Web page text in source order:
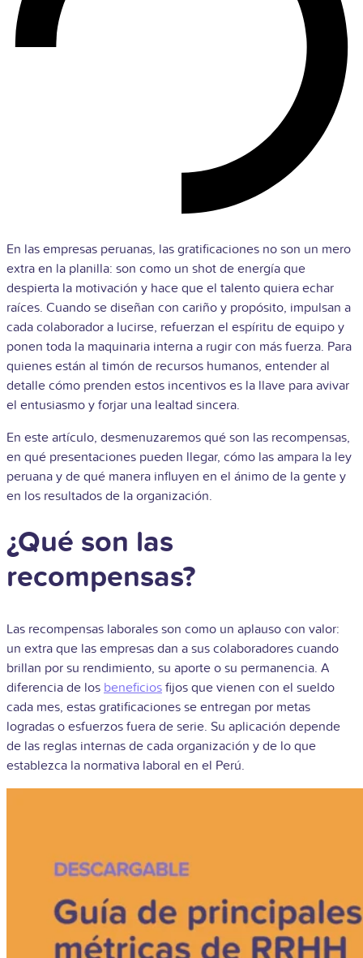
En las empresas peruanas, las gratificaciones no son un mero
extra en la planilla: son como un shot de energía que
despierta la motivación y hace que el talento quiera echar
raíces. Cuando se diseñan con cariño y propósito, impulsan a
cada colaborador a lucirse, refuerzan el espíritu de equipo y
ponen toda la maquinaria interna a rugir con más fuerza. Para
quienes están al timón de recursos humanos, entender al
detalle cómo prenden estos incentivos es la llave para avivar
el entusiasmo y forjar una lealtad sincera.
En este artículo, desmenuzaremos qué son las recompensas,
en qué presentaciones pueden llegar, cómo las ampara la ley
peruana y de qué manera influyen en el ánimo de la gente y
en los resultados de la organización.
¿Qué son las
recompensas?
Las recompensas laborales son como un aplauso con valor:
un extra que las empresas dan a sus colaboradores cuando
brillan por su rendimiento, su aporte o su permanencia. A
diferencia de los beneficios fijos que vienen con el sueldo
cada mes, estas gratificaciones se entregan por metas
logradas o esfuerzos fuera de serie. Su aplicación depende
de las reglas internas de cada organización y de lo que
establezca la normativa laboral en el Perú.